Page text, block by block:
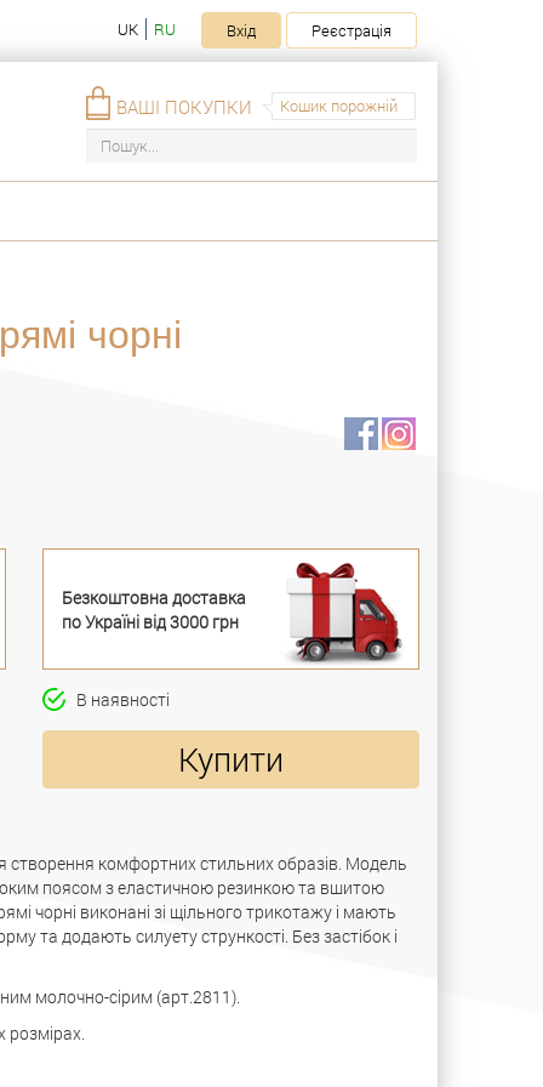
UK RU Вхід Реєстрація
Кошик порожній
ВАШІ ПОКУПКИ
чорні
Безкоштовна доставка
по Україні від 3000 грн
В наявності
Купити
створення комфортних стильних образів. Модель
поясом з еластичною резинкою та вшитою
чорні виконані зі щільного трикотажу і мають
та додають силуету стрункості. Без застібок і
молочно-сірим (арт.2811).